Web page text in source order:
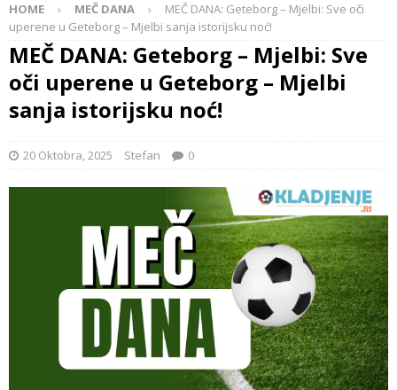
HOME MEČ DANA
MEČ DANA: Geteborg – Mjelbi: Sve oči
uperene u Geteborg – Mjelbi sanja istorijsku noć!
MEČ DANA: Geteborg – Mjelbi: Sve
oči uperene u Geteborg – Mjelbi
sanja istorijsku noć!
20 Oktobra, 2025 Stefan 0